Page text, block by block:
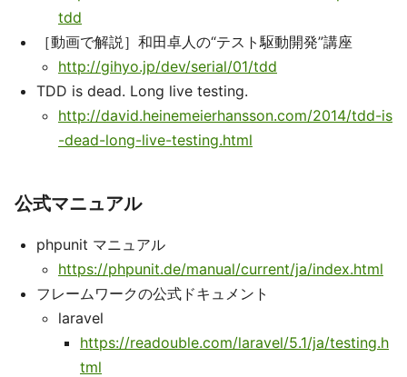
tdd
［動画で解説］和田卓人の“テスト駆動開発”講座
http://gihyo.jp/dev/serial/01/tdd
TDD is dead. Long live testing.
http://david.heinemeierhansson.com/2014/tdd-is
-dead-long-live-testing.html
公式マニュアル
phpunit マニュアル
https://phpunit.de/manual/current/ja/index.html
フレームワークの公式ドキュメント
laravel
https://readouble.com/laravel/5.1/ja/testing.h
tml